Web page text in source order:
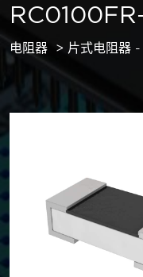
电阻器 片式电阻器